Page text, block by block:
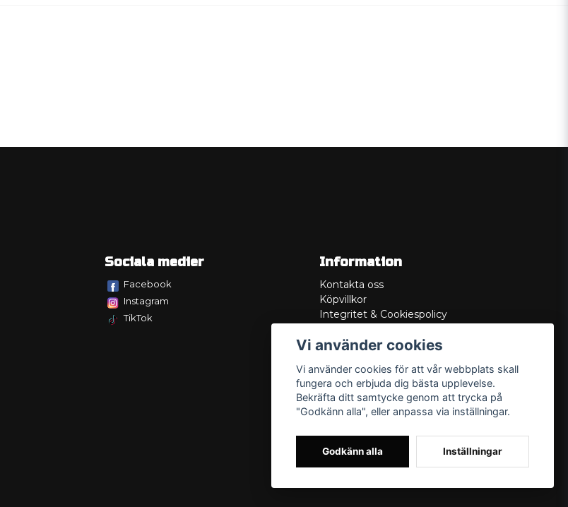
Sociala medier
Facebook
Instagram
TikTok
Information
Kontakta oss
Köpvillkor
Integritet & Cookiespolicy
Service/Garanti
Lådritning
Om oss
Vi använder cookies
Vi använder cookies för att vår webbplats skall
fungera och erbjuda dig bästa upplevelse.
Bekräfta ditt samtycke genom att trycka på
"Godkänn alla", eller anpassa via inställningar.
Godkänn alla Inställningar